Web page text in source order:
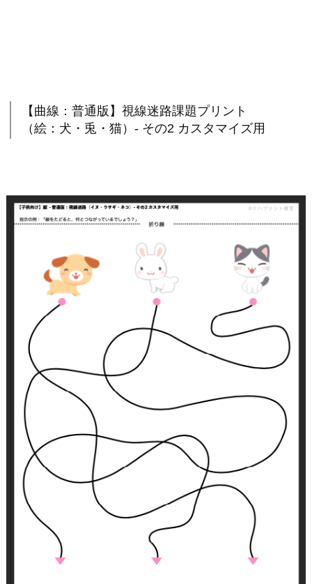
【曲線：普通版】視線迷路課題プリント
（絵：犬・兎・猫）- その2 カスタマイズ用